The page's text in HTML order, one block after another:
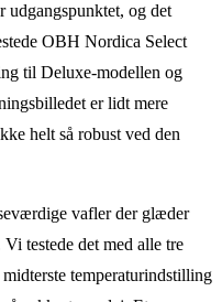
udgangspunktet, og det
OBH Nordica Select
til Deluxe-modellen og
er lidt mere
helt så robust ved den
vafler der glæder
testede det med alle tre
temperaturindstilling